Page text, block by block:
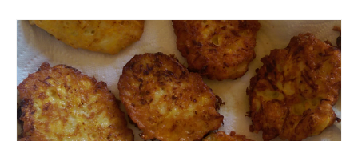
Gants
Outillage
Pots de fleur
Baches